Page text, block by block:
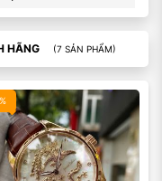
HÃNG (7 SẢN PHẨM)